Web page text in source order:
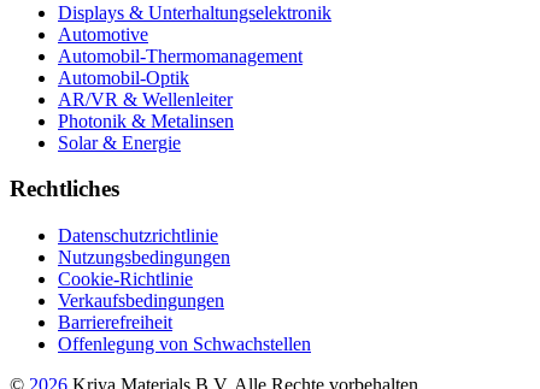
Displays & Unterhaltungselektronik
Automotive
Automobil-Thermomanagement
Automobil-Optik
AR/VR & Wellenleiter
Photonik & Metalinsen
Solar & Energie
Rechtliches
Datenschutzrichtlinie
Nutzungsbedingungen
Cookie-Richtlinie
Verkaufsbedingungen
Barrierefreiheit
Offenlegung von Schwachstellen